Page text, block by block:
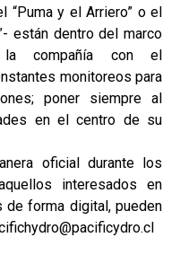
“Puma y el Arriero” o el
están dentro del marco
compañía con el
monitoreos para
poner siempre al
en el centro de su
oficial durante los
interesados en
forma digital, pueden